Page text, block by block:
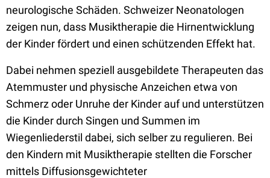
neurologische Schäden. Schweizer Neonatologen
zeigen nun, dass Musiktherapie die Hirnentwicklung
der Kinder fördert und einen schützenden Effekt hat.
Dabei nehmen speziell ausgebildete Therapeuten das
Atemmuster und physische Anzeichen etwa von
Schmerz oder Unruhe der Kinder auf und unterstützen
die Kinder durch Singen und Summen im
Wiegenliederstil dabei, sich selber zu regulieren. Bei
den Kindern mit Musiktherapie stellten die Forscher
mittels Diffusionsgewichteter